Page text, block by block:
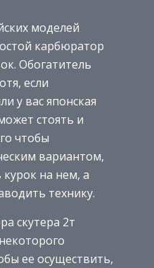
моделей
карбюратор
Обогатитель
если
у вас японская
стоять и
чтобы
вариантом,
на нем, а
технику.
скутера 2т
ее осуществить,